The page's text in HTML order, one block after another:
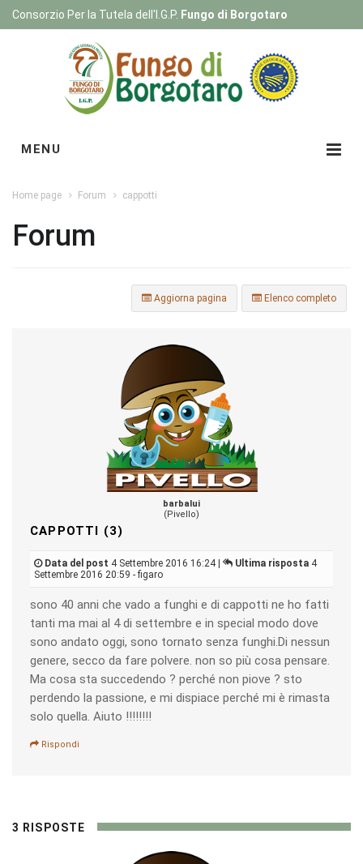
Consorzio Per la Tutela dell'I.G.P. Fungo di Borgotaro
MENU
Home page Forum cappotti
Forum
Elenco completo
Aggiorna pagina
barbalui
(Pivello)
CAPPOTTI (3)
Data del post 4 Settembre 2016 16:24 | Ultima risposta 4
Settembre 2016 20:59 - figaro
sono 40 anni che vado a funghi e di cappotti ne ho fatti
tanti ma mai al 4 di settembre e in special modo dove
sono andato oggi, sono tornato senza funghi.Di nessun
genere, secco da fare polvere. non so più cosa pensare.
Ma cosa sta succedendo ? perché non piove ? sto
perdendo la passione, e mi dispiace perché mi è rimasta
solo quella. Aiuto !!!!!!!!
Rispondi
3 RISPOSTE